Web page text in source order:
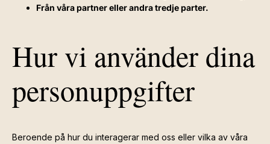
Från våra partner eller andra tredje parter.
Hur vi använder dina
personuppgifter
Beroende på hur du interagerar med oss eller vilka av våra